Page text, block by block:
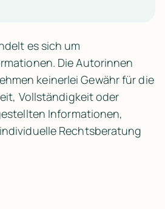
es sich um
Die Autorinnen
keinerlei Gewähr für die
Vollständigkeit oder
Informationen,
Rechtsberatung